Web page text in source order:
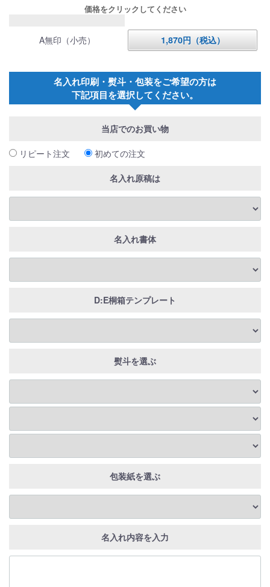
価格をクリックしてください
A無印（小売） 1,870円（税込）
名入れ印刷・熨斗・包装をご希望の方は
下記項目を選択してください。
当店でのお買い物
リピート注文 初めての注文
名入れ原稿は
名入れ書体
D:E桐箱テンプレート
熨斗を選ぶ
包装紙を選ぶ
名入れ内容を入力